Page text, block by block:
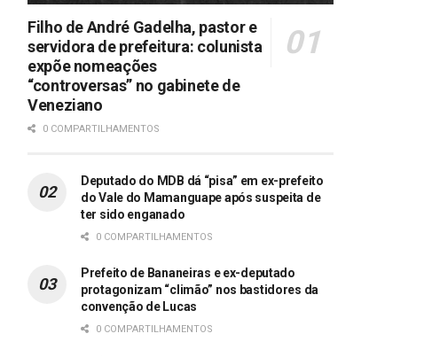
Filho de André Gadelha, pastor e
servidora de prefeitura: colunista
expõe nomeações
“controversas” no gabinete de
Veneziano
0 COMPARTILHAMENTOS
Deputado do MDB dá “pisa” em ex-prefeito
do Vale do Mamanguape após suspeita de
ter sido enganado
0 COMPARTILHAMENTOS
Prefeito de Bananeiras e ex-deputado
protagonizam “climão” nos bastidores da
convenção de Lucas
0 COMPARTILHAMENTOS